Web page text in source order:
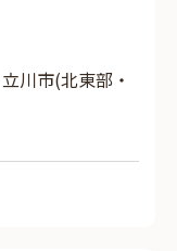
川市(北東部・